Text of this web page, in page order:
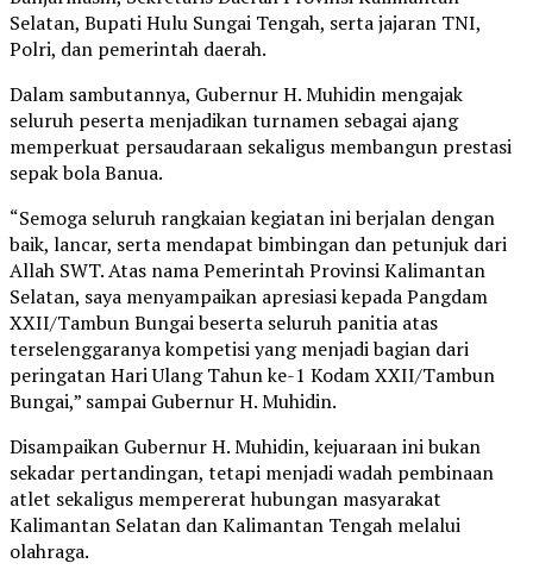
Selatan, Bupati Hulu Sungai Tengah, serta jajaran TNI,
Polri, dan pemerintah daerah.
Dalam sambutannya, Gubernur H. Muhidin mengajak
seluruh peserta menjadikan turnamen sebagai ajang
memperkuat persaudaraan sekaligus membangun prestasi
sepak bola Banua.
“Semoga seluruh rangkaian kegiatan ini berjalan dengan
baik, lancar, serta mendapat bimbingan dan petunjuk dari
Allah SWT. Atas nama Pemerintah Provinsi Kalimantan
Selatan, saya menyampaikan apresiasi kepada Pangdam
XXII/Tambun Bungai beserta seluruh panitia atas
terselenggaranya kompetisi yang menjadi bagian dari
peringatan Hari Ulang Tahun ke-1 Kodam XXII/Tambun
Bungai,” sampai Gubernur H. Muhidin.
Disampaikan Gubernur H. Muhidin, kejuaraan ini bukan
sekadar pertandingan, tetapi menjadi wadah pembinaan
atlet sekaligus mempererat hubungan masyarakat
Kalimantan Selatan dan Kalimantan Tengah melalui
olahraga.